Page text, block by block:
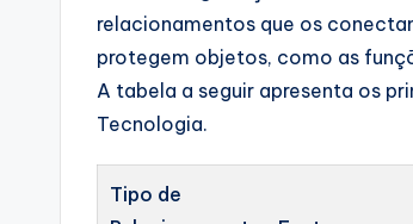
relacionamentos que os
protegem objetos, como as
A tabela a seguir apresenta os
Tecnologia.
Tipo de